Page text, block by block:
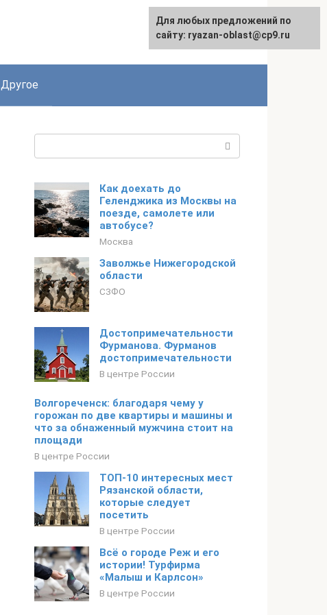
Другое
Как доехать до
Геленджика из Москвы на
поезде, самолете или
автобусе?
Москва
Заволжье Нижегородской
области
СЗФО
Достопримечательности
Фурманова. Фурманов
достопримечательности
В центре России
Волгореченск: благодаря чему у
горожан по две квартиры и машины и
что за обнаженный мужчина стоит на
площади
В центре России
ТОП-10 интересных мест
Рязанской области,
которые следует
посетить
В центре России
Всё о городе Реж и его
истории! Турфирма
«Малыш и Карлсон»
В центре России
Для любых предложений по
сайту: ryazan-oblast@cp9.ru